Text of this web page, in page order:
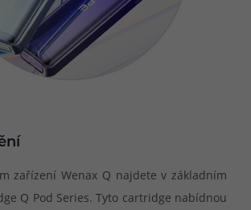
zařízení Wenax Q najdete v základním
Q Pod Series. Tyto cartridge nabídnou